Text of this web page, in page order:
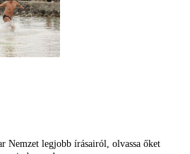
Nemzet legjobb írásairól, olvassa őket